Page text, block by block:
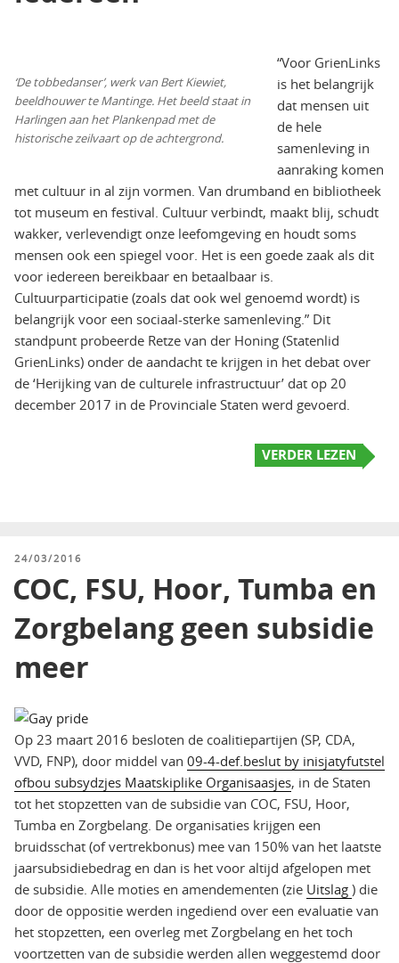
‘De tobbedanser’, werk van Bert Kiewiet,
beeldhouwer te Mantinge. Het beeld staat in
Harlingen aan het Plankenpad met de
historische zeilvaart op de achtergrond.
“Voor GrienLinks
is het belangrijk
dat mensen uit
de hele
samenleving in
aanraking komen
met cultuur in al zijn vormen. Van drumband en bibliotheek
tot museum en festival. Cultuur verbindt, maakt blij, schudt
wakker, verlevendigt onze leefomgeving en houdt soms
mensen ook een spiegel voor. Het is een goede zaak als dit
voor iedereen bereikbaar en betaalbaar is.
Cultuurparticipatie (zoals dat ook wel genoemd wordt) is
belangrijk voor een sociaal-sterke samenleving.” Dit
standpunt probeerde Retze van der Honing (Statenlid
GrienLinks) onder de aandacht te krijgen in het debat over
de ‘Herijking van de culturele infrastructuur’ dat op 20
december 2017 in de Provinciale Staten werd gevoerd.
VERDER LEZEN
GEPLAATST
24/03/2016
COC, FSU, Hoor, Tumba en
Zorgbelang geen subsidie
meer
Op 23 maart 2016 besloten de coalitiepartijen (SP, CDA,
VVD, FNP), door middel van 09-4-def.beslut by inisjatyfutstel
ofbou subsydzjes Maatskiplike Organisaasjes, in de Staten
tot het stopzetten van de subsidie van COC, FSU, Hoor,
Tumba en Zorgbelang. De organisaties krijgen een
bruidsschat (of vertrekbonus) mee van 150% van het laatste
jaarsubsidiebedrag en dan is het voor altijd afgelopen met
de subsidie. Alle moties en amendementen (zie Uitslag ) die
door de oppositie werden ingediend over een evaluatie van
het stopzetten, een overleg met Zorgbelang en het toch
voortzetten van de subsidie werden allen weggestemd door